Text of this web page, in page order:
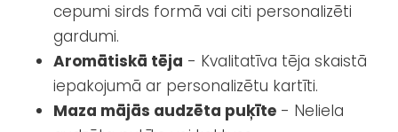
cepumi sirds formā vai citi personalizēti
gardumi.
Aromātiskā tēja - Kvalitatīva tēja skaistā
iepakojumā ar personalizētu kartīti.
Maza mājās audzēta puķīte - Neliela